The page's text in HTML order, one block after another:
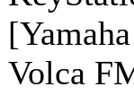
Volca